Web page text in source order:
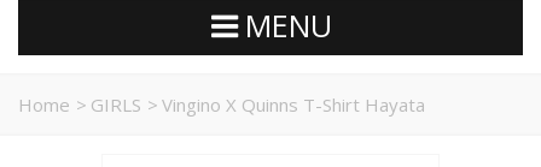
MENU
Home > GIRLS > Vingino X Quinns T-Shirt Hayata